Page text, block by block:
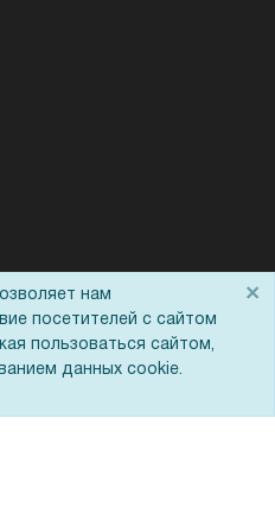
нам
посетителей с сайтом
пользоваться сайтом,
данных cookie.
×